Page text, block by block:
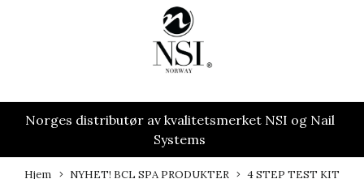
Norges distributør av kvalitetsmerket NSI og Nail
Systems
Hjem NYHET! BCL SPA PRODUKTER 4 STEP TEST KIT